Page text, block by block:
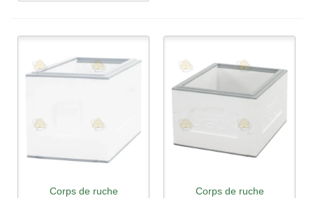
Corps de ruche
Corps de ruche